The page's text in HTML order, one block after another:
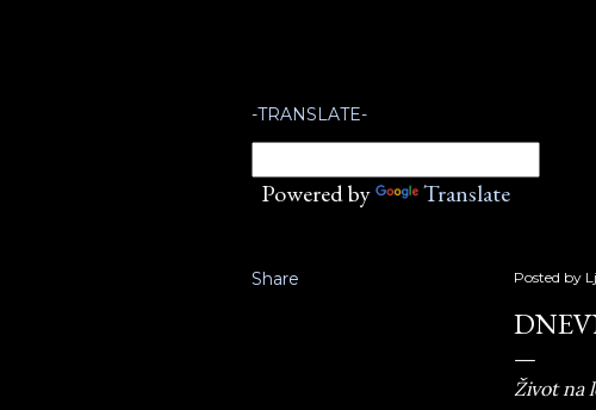
-TRANSLATE-
Powered by Translate
Share Posted by
Život na